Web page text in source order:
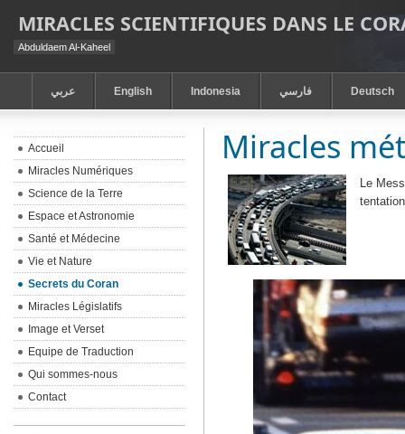
MIRACLES SCIENTIFIQUES DANS LE
Abduldaem Al-Kaheel
عربي English Indonesia فارسي Deutsch
Miracles
Le
Accueil
Miracles Numériques
Science de la Terre
Espace et Astronomie
Santé et Médecine
Vie et Nature
Secrets du Coran
Miracles Législatifs
Image et Verset
Equipe de Traduction
Qui sommes-nous
Contact